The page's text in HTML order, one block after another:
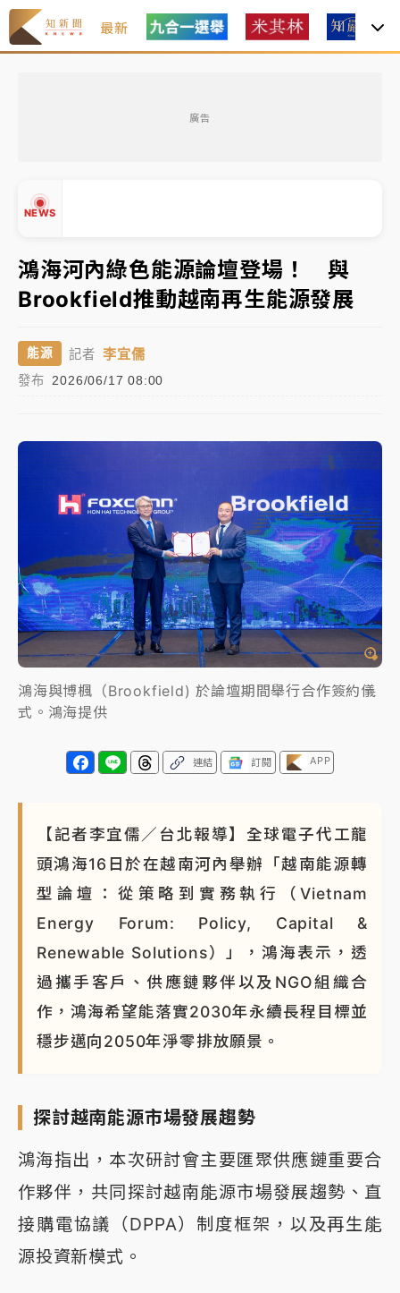
最新
廣告
NEWS
處置制度大變革！ 證交所今起縮短股票「關禁閉」天
數與撮合時間
才續任就飛美國大學面試 清大校長高為元致歉：機會
到來時引起我的好奇
白海豚颱風解除海警 西南風來了！4縣市大雨特報、各
分析｜
標？ 鴻海本週法說法人關注的四大重點
中租控股7月營收創今年新高 前7月獲利成長6%
和欣客運總裁逝世！少東涉洗錢遭收押 戴手銬
腳鐐提前奔靈堂畫面曝
處置制度大變革！ 證交所今起縮短股票「關禁閉」天
數與撮合時間
才續任就飛美國大學面試 清大校長高為元致歉：機會
白海豚颱風解除海警 西南風來了！4縣市大雨特報、各
分析｜ 7月營收甫首破單月9000億元下半年續旺指
NBA｜ 傳奇名帥驚傳離世！曾以「瘋狂籃球」震撼聯
鴻海河內綠色能源論壇登場！ 與
Brookfield推動越南再生能源發展
能源 記者 李宜儒
發布 2026/06/17 08:00
鴻海與博楓（Brookfield) 於論壇期間舉行合作簽約儀
式。鴻海提供
連結 訂閱 APP
【記者李宜儒／台北報導】全球電子代工龍
頭鴻海16日於在越南河內舉辦「越南能源轉
型論壇：從策略到實務執行（Vietnam
Energy Forum: Policy, Capital &
Renewable Solutions）」，鴻海表示，透
過攜手客戶、供應鏈夥伴以及NGO組織合
作，鴻海希望能落實2030年永續長程目標並
穩步邁向2050年淨零排放願景。
探討越南能源市場發展趨勢
鴻海指出，本次研討會主要匯聚供應鏈重要合
作夥伴，共同探討越南能源市場發展趨勢、直
接購電協議（DPPA）制度框架，以及再生能
源投資新模式。